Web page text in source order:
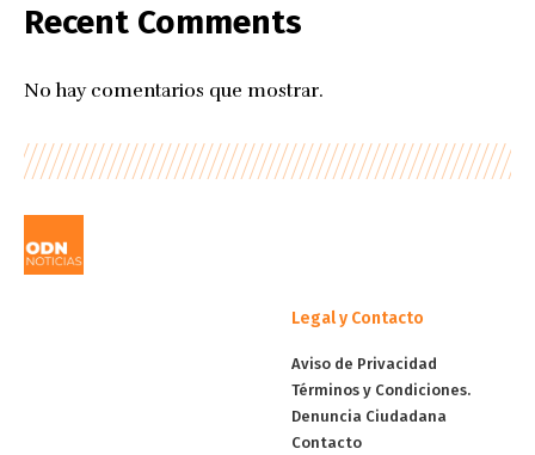
Recent Comments
No hay comentarios que mostrar.
Legal y Contacto
Aviso de Privacidad
Términos y Condiciones.
Denuncia Ciudadana
Contacto